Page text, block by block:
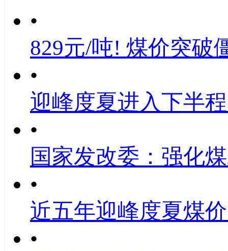
•
829元/吨! 煤价突破
•
迎峰度夏进入下半
•
国家发改委：强化
•
近五年迎峰度夏煤
•